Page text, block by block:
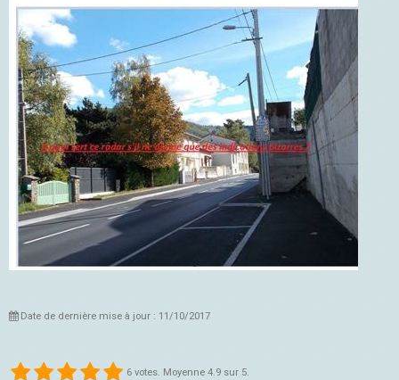
Date de dernière mise à jour : 11/10/2017
6 votes. Moyenne 4.9 sur 5.